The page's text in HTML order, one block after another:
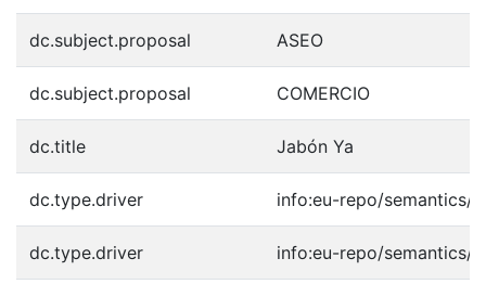
dc.subject.proposal ASEO
dc.subject.proposal COMERCIO
dc.title Jabón Ya
dc.type.driver info:eu-repo/semantics/
dc.type.driver info:eu-repo/semantics/